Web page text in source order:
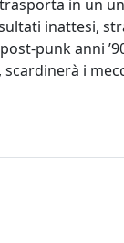
in un
inattesi,
punk anni
i